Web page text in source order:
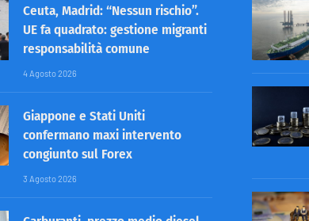
Ceuta, Madrid: “Nessun rischio”.
UE fa quadrato: gestione migranti
responsabilità comune
4 Agosto 2026
Giappone e Stati Uniti
confermano maxi intervento
congiunto sul Forex
3 Agosto 2026